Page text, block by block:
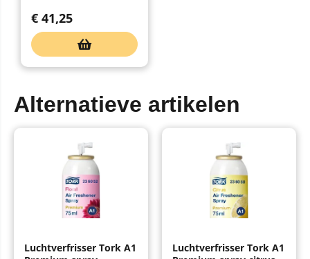
€ 41,25
Alternatieve artikelen
Luchtverfrisser Tork A1
Luchtverfrisser Tork A1